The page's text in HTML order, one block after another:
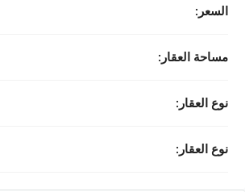
السعر:
مساحة العقار:
نوع العقار:
نوع العقار: